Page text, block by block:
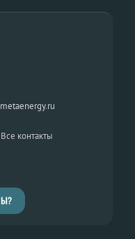
Все контакты